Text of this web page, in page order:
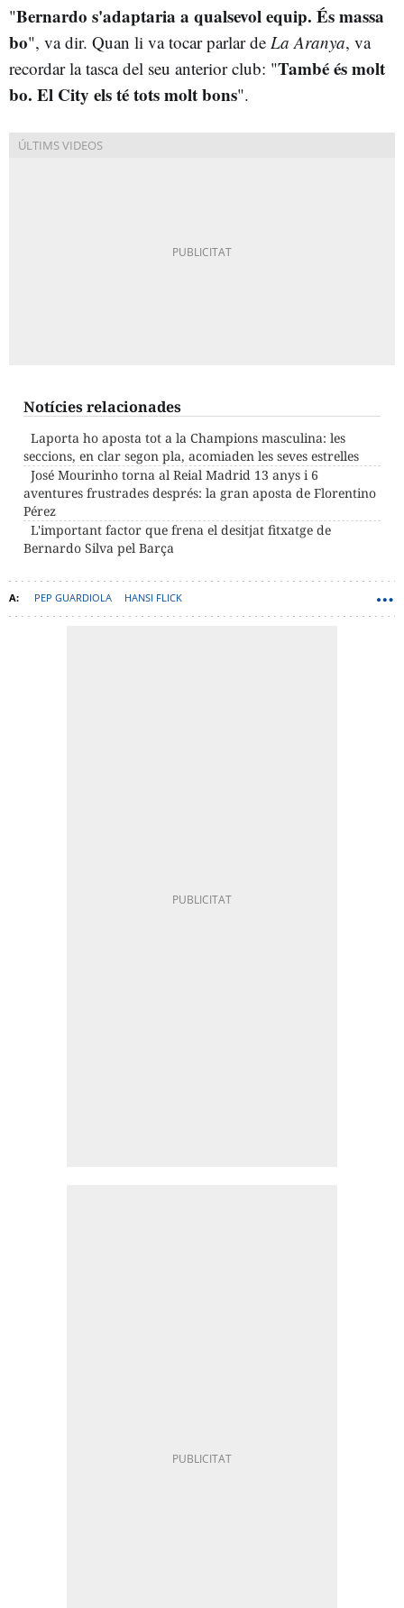
"Bernardo s'adaptaria a qualsevol equip. És massa
bo", va dir. Quan li va tocar parlar de La Aranya, va
recordar la tasca del seu anterior club: "També és molt
bo. El City els té tots molt bons".
Notícies relacionades
Laporta ho aposta tot a la Champions masculina: les
seccions, en clar segon pla, acomiaden les seves estrelles
José Mourinho torna al Reial Madrid 13 anys i 6
aventures frustrades després: la gran aposta de Florentino
Pérez
L'important factor que frena el desitjat fitxatge de
Bernardo Silva pel Barça
PEP GUARDIOLA HANSI FLICK